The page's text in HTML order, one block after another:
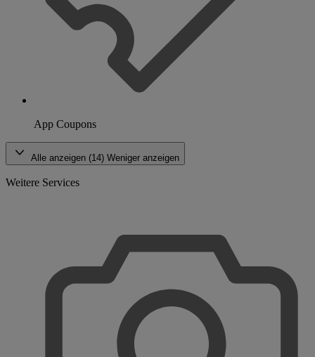
App Coupons
Alle anzeigen (14) Weniger anzeigen
Weitere Services